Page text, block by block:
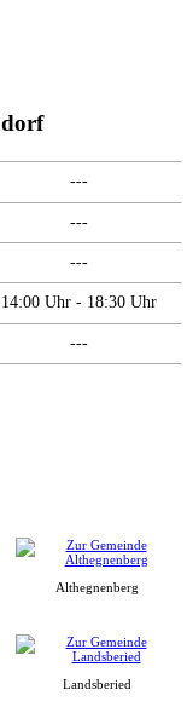
---
---
---
14:00 Uhr - 18:30 Uhr
---
Althegnenberg
Landsberied